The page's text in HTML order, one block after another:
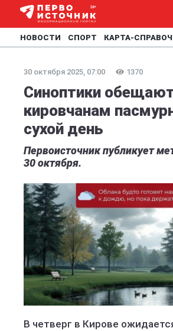
НОВОСТИ СПОРТ КАРТА-
30 октября 2025, 07:00 1370
Синоптики
кировчанам
сухой день
Первоисточник публикует
30 октября.
В четверг в Кирове